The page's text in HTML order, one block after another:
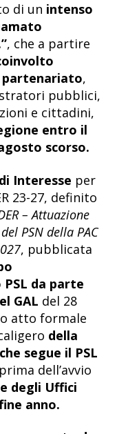
di un intenso
, che a partire
,
pubblici,
e cittadini,
entro il
scorso.
Interesse per
23-27, definito
– Attuazione
PSN della PAC
, pubblicata
PSL da parte
GAL del 28
atto formale
della
segue il PSL
prima dell’avvio
degli Uffici
anno.